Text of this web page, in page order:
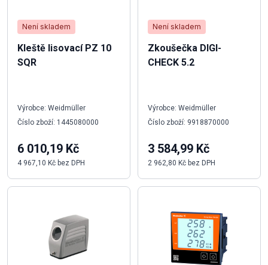
Není skladem
Kleště lisovací PZ 10
SQR
Výrobce: Weidmüller
Číslo zboží: 1445080000
6 010,19 Kč
4 967,10 Kč bez DPH
Není skladem
Zkoušečka DIGI-
CHECK 5.2
Výrobce: Weidmüller
Číslo zboží: 9918870000
3 584,99 Kč
2 962,80 Kč bez DPH